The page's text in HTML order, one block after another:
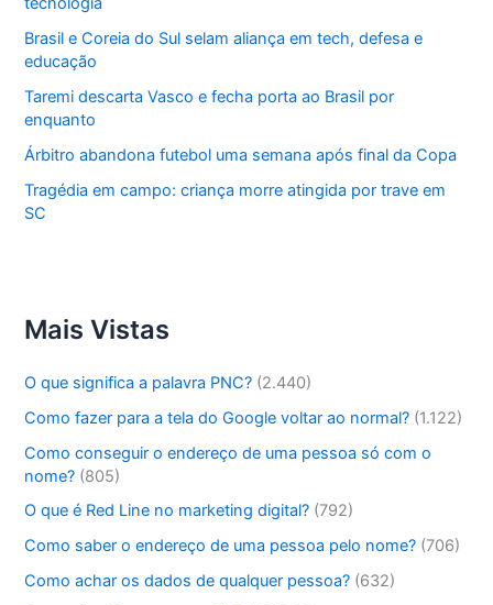
Brasil e Coreia do Sul selam aliança em tech, defesa e
educação
Taremi descarta Vasco e fecha porta ao Brasil por
enquanto
Árbitro abandona futebol uma semana após final da Copa
Tragédia em campo: criança morre atingida por trave em
SC
Mais Vistas
O que significa a palavra PNC? (2.440)
Como fazer para a tela do Google voltar ao normal? (1.122)
Como conseguir o endereço de uma pessoa só com o
nome? (805)
O que é Red Line no marketing digital? (792)
Como saber o endereço de uma pessoa pelo nome? (706)
Como achar os dados de qualquer pessoa? (632)